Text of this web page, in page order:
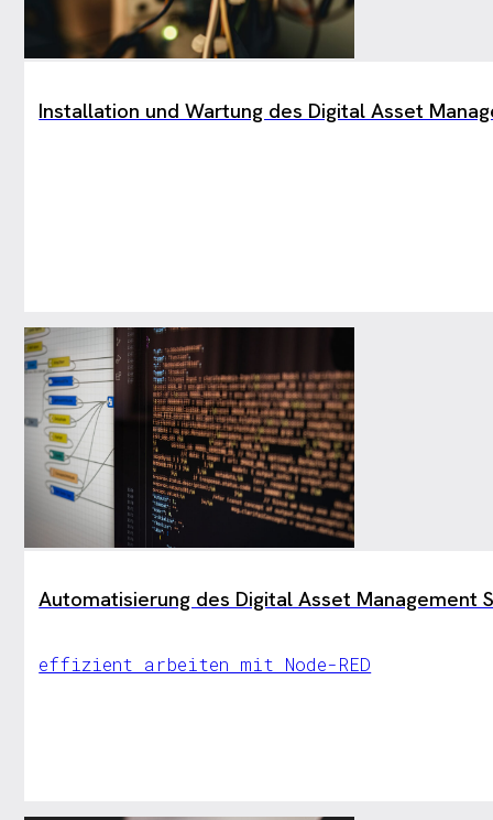
Installation und Wartung des Digital Asset
Automatisierung des Digital Asset Management
effizient arbeiten mit Node-RED